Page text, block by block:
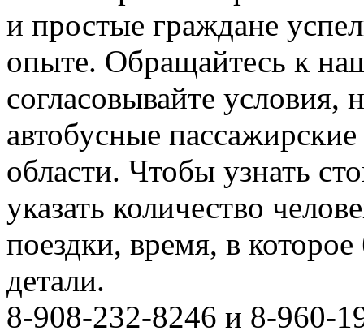
и простые граждане
опыте. Обращайтесь к
согласовывайте условия,
автобусные
области. Чтобы узнать
указать количество
поездки, время, в
детали.
8-908-232-8246 и 8-960-